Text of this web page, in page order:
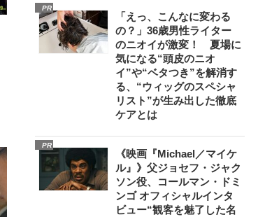
PR
「えっ、こんなに変わる
の？」36歳男性ライター
のニオイが激変！ 夏場に
気になる“頭皮のニオ
イ”や“ベタつき”を解消す
る、“ウィッグのスペシャ
リスト”が生み出した徹底
ケアとは
PR
《映画『Michael／マイケ
ル』》父ジョセフ・ジャク
ソン役、コールマン・ドミ
ンゴ オフィシャルインタ
ビュー“観客を魅了した名